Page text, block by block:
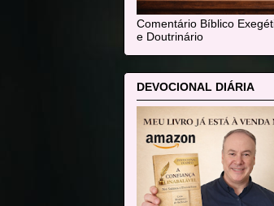
Comentário Bíblico
e Doutrinário
DEVOCIONAL DIÁRIA